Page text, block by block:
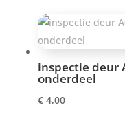
inspectie deur
onderdeel
€ 4,00